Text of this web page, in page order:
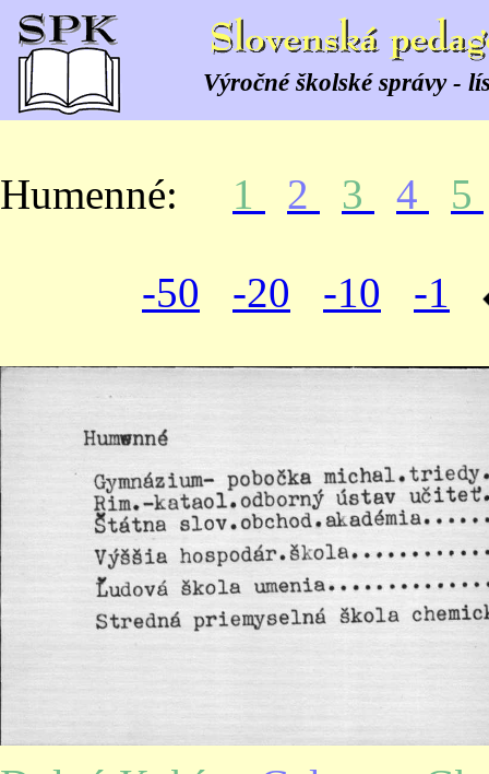
Výročné školské správy -
Humenné: 1 2 3 4 5
-50 -20 -10 -1